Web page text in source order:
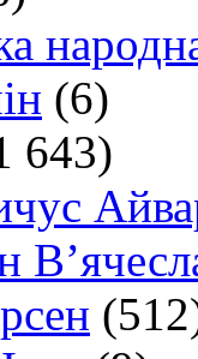
(6)
643)